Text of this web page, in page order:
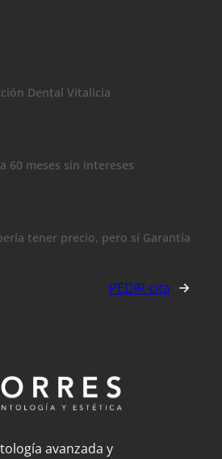
Dental Vitalicia
60 meses sin intereses
tener precio, pero sí Garantía
PEDIR cita
avanzada y